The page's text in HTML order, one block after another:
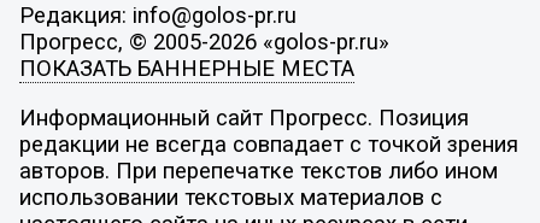
Редакция: info@golos-pr.ru
Прогресс, © 2005-2026 «golos-pr.ru»
ПОКАЗАТЬ БАННЕРНЫЕ МЕСТА
Информационный сайт Прогресс. Позиция
редакции не всегда совпадает с точкой зрения
авторов. При перепечатке текстов либо ином
использовании текстовых материалов с